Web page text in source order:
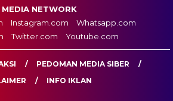
MEDIA NETWORK
Instagram.com
Whatsapp.com
Twitter.com Youtube.com
PEDOMAN MEDIA SIBER
INFO IKLAN